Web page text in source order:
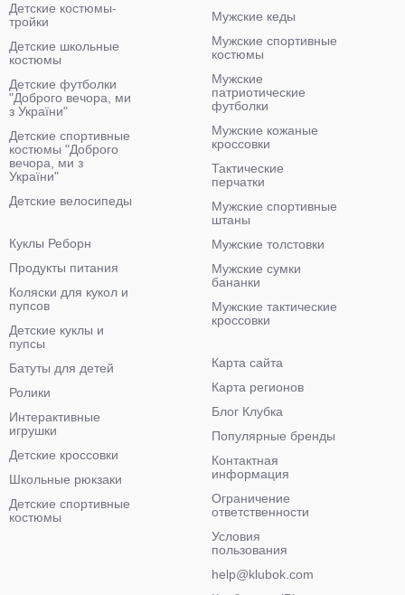
Детские костюмы-
тройки
Детские школьные
костюмы
Детские футболки
"Доброго вечора, ми
з України"
Детские спортивные
костюмы "Доброго
вечора, ми з
України"
Детские велосипеды
Мужские кеды
Мужские спортивные
костюмы
Мужские
патриотические
футболки
Мужские кожаные
кроссовки
Тактические
перчатки
Мужские спортивные
штаны
Мужские толстовки
Мужские сумки
бананки
Мужские тактические
кроссовки
Куклы Реборн
Продукты питания
Коляски для кукол и
пупсов
Детские куклы и
пупсы
Батуты для детей
Ролики
Интерактивные
игрушки
Детские кроссовки
Школьные рюкзаки
Детские спортивные
костюмы
Карта сайта
Карта регионов
Блог Клубка
Популярные бренды
Контактная
информация
Ограничение
ответственности
Условия
пользования
help@klubok.com